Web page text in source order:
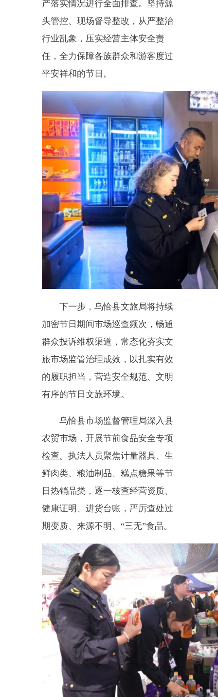
下一步，乌恰县文旅局将持续
加密节日期间市场巡查频次，畅通
群众投诉维权渠道，常态化夯实文
旅市场监管治理成效，以扎实有效
的履职担当，营造安全规范、文明
有序的节日文旅环境。
乌恰县市场监督管理局深入县
农贸市场，开展节前食品安全专项
检查。执法人员聚焦计量器具、生
鲜肉类、粮油制品、糕点糖果等节
日热销品类，逐一核查经营资质、
健康证明、进货台账，严厉查处过
期变质、来源不明、“三无”食品。
在生鲜摊位，重点核验牛羊肉
溯源记录，严禁未经检疫肉品流入
市场；在粮油、副食摊位，严查食
品保质期、储存条件、包装标识；
同时对商户电子秤进行检定，严查